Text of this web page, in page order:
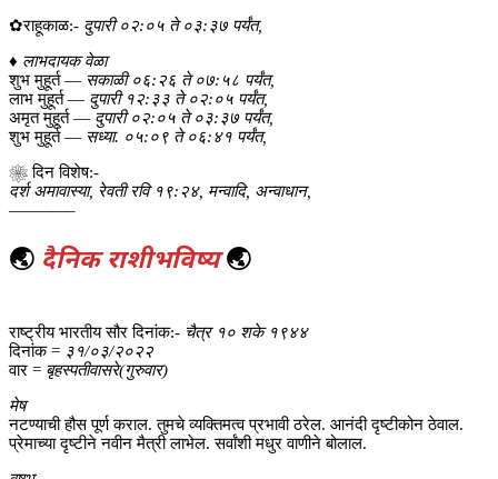
✿राहूकाळ:- दुपारी ०२:०५ ते ०३:३७ पर्यंत,
♦ लाभदायक वेळा
शुभ मुहूर्त — सकाळी ०६:२६ ते ०७:५८ पर्यंत,
लाभ मुहूर्त — दुपारी १२:३३ ते ०२:०५ पर्यंत,
अमृत मुहूर्त — दुपारी ०२:०५ ते ०३:३७ पर्यंत,
शुभ मुहूर्त — सध्या. ०५:०९ ते ०६:४१ पर्यंत,
❀ दिन विशेष:-
दर्श अमावास्या, रेवती रवि १९:२४, मन्वादि, अन्वाधान,
————–
🌏 दैनिक राशीभविष्य 🌏
राष्ट्रीय भारतीय सौर दिनांक:- चैत्र १० शके १९४४
दिनांक = ३१/०३/२०२२
वार = बृहस्पतीवासरे(गुरुवार)
मेष
नटण्याची हौस पूर्ण कराल. तुमचे व्यक्तिमत्व प्रभावी ठरेल. आनंदी दृष्टीकोन ठेवाल.
प्रेमाच्या दृष्टीने नवीन मैत्री लाभेल. सर्वांशी मधुर वाणीने बोलाल.